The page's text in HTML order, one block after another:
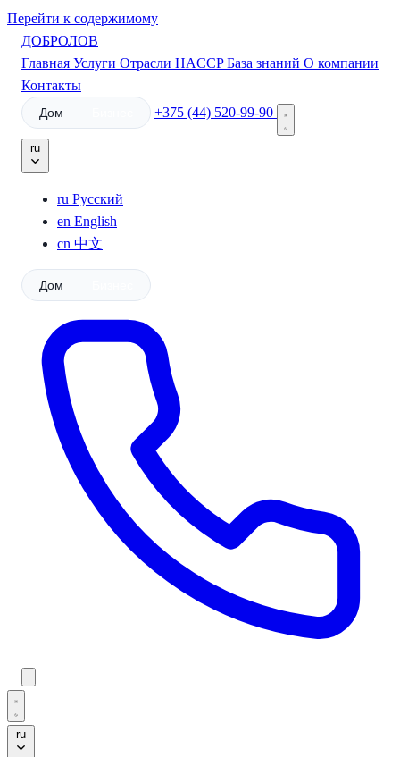
Перейти к содержимому
ДОБРОЛОВ
Главная Услуги Отрасли HACCPБаза знаний О компании
Контакты
Дом +375 (44) 520-99-90
ru
ru Русский
en English
cn 中文
Дом
ru